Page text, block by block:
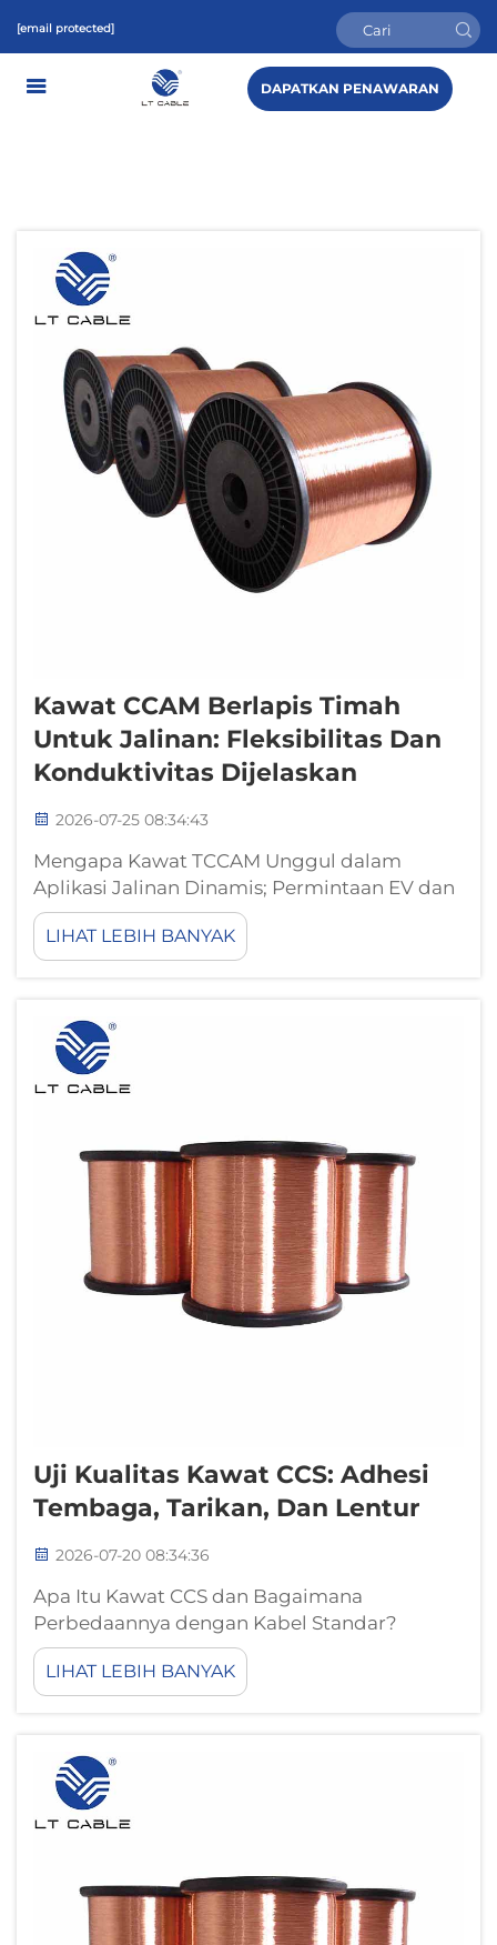
[email protected]
DAPATKAN PENAWARAN
Kawat CCAM Berlapis Timah
Untuk Jalinan: Fleksibilitas Dan
Konduktivitas Dijelaskan
2026-07-25 08:34:43
Mengapa Kawat TCCAM Unggul dalam
Aplikasi Jalinan Dinamis; Permintaan EV dan
Dirgantara Mendorong Adopsi TCCAM dalam
Interkonektor Berfleksibilitas Tinggi;
Elektrifikasi cepat pada platform kendaraan
menciptakan persyaratan kinerja unik untuk
LIHAT LEBIH BANYAK
Uji Kualitas Kawat CCS: Adhesi
Tembaga, Tarikan, Dan Lentur
2026-07-20 08:34:36
Apa Itu Kawat CCS dan Bagaimana
Perbedaannya dengan Kabel Standar?
Konstruksi Inti serta Peringkat Tegangan/Arus
untuk Aplikasi CCS Kawat CCS (Tembaga
Berlapis Baja) adalah konduktor bimetalik
metalurgis lapisan tembaga ke baja
berkarbon rendah...
LIHAT LEBIH BANYAK